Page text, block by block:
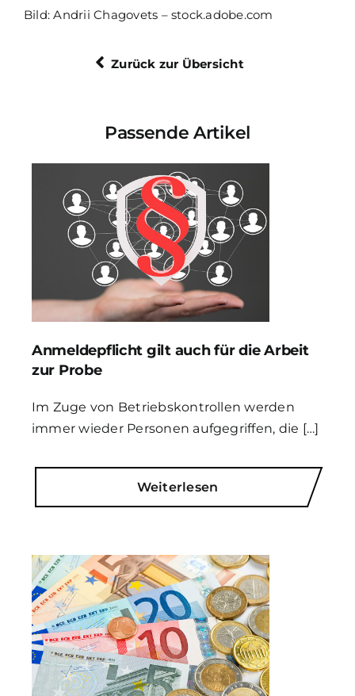
Bild: Andrii Chagovets – stock.adobe.com
Zurück zur Übersicht
Passende Artikel
Anmeldepflicht gilt auch für die Arbeit
zur Probe
Im Zuge von Betriebskontrollen werden
immer wieder Personen aufgegriffen, die […]
Weiterlesen